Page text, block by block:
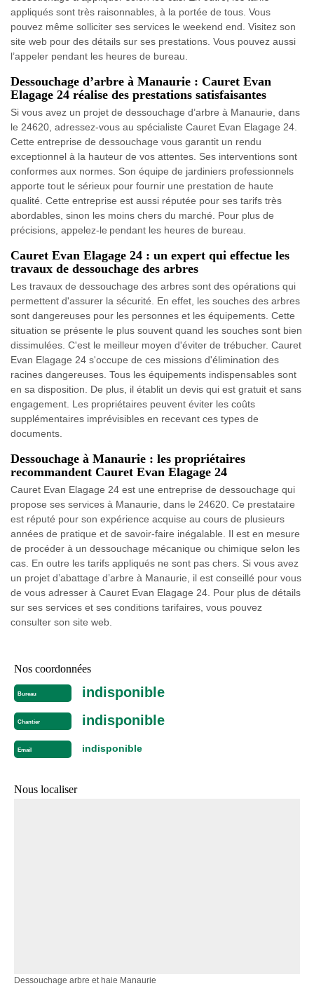
appliqués sont très raisonnables, à la portée de tous. Vous
pouvez même solliciter ses services le weekend end. Visitez son
site web pour des détails sur ses prestations. Vous pouvez aussi
l’appeler pendant les heures de bureau.
Dessouchage d’arbre à Manaurie : Cauret Evan
Elagage 24 réalise des prestations satisfaisantes
Si vous avez un projet de dessouchage d’arbre à Manaurie, dans
le 24620, adressez-vous au spécialiste Cauret Evan Elagage 24.
Cette entreprise de dessouchage vous garantit un rendu
exceptionnel à la hauteur de vos attentes. Ses interventions sont
conformes aux normes. Son équipe de jardiniers professionnels
apporte tout le sérieux pour fournir une prestation de haute
qualité. Cette entreprise est aussi réputée pour ses tarifs très
abordables, sinon les moins chers du marché. Pour plus de
précisions, appelez-le pendant les heures de bureau.
Cauret Evan Elagage 24 : un expert qui effectue les
travaux de dessouchage des arbres
Les travaux de dessouchage des arbres sont des opérations qui
permettent d'assurer la sécurité. En effet, les souches des arbres
sont dangereuses pour les personnes et les équipements. Cette
situation se présente le plus souvent quand les souches sont bien
dissimulées. C'est le meilleur moyen d'éviter de trébucher. Cauret
Evan Elagage 24 s'occupe de ces missions d'élimination des
racines dangereuses. Tous les équipements indispensables sont
en sa disposition. De plus, il établit un devis qui est gratuit et sans
engagement. Les propriétaires peuvent éviter les coûts
supplémentaires imprévisibles en recevant ces types de
documents.
Dessouchage à Manaurie : les propriétaires
recommandent Cauret Evan Elagage 24
Cauret Evan Elagage 24 est une entreprise de dessouchage qui
propose ses services à Manaurie, dans le 24620. Ce prestataire
est réputé pour son expérience acquise au cours de plusieurs
années de pratique et de savoir-faire inégalable. Il est en mesure
de procéder à un dessouchage mécanique ou chimique selon les
cas. En outre les tarifs appliqués ne sont pas chers. Si vous avez
un projet d’abattage d’arbre à Manaurie, il est conseillé pour vous
de vous adresser à Cauret Evan Elagage 24. Pour plus de détails
sur ses services et ses conditions tarifaires, vous pouvez
consulter son site web.
Nos coordonnées
Bureau indisponible
Chantier indisponible
Email indisponible
Nous localiser
Dessouchage arbre et haie Manaurie